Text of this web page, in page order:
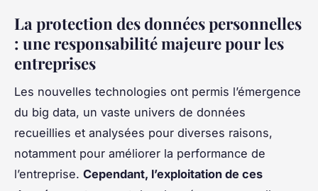
La protection des données personnelles
: une responsabilité majeure pour les
entreprises
Les nouvelles technologies ont permis l’émergence
du big data, un vaste univers de données
recueillies et analysées pour diverses raisons,
notamment pour améliorer la performance de
l’entreprise. Cependant, l’exploitation de ces